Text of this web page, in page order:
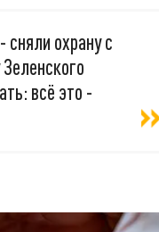
сняли охрану с
всё это -